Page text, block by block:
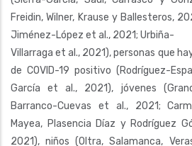
Freidin, Wilner, Krause y Ballesteros,
Jiménez-López et al., 2021; Urbiña-
Villarraga et al., 2021), personas que
de COVID-19 positivo (Rodríguez-
García et al., 2021), jóvenes
Barranco-Cuevas et al., 2021;
Mayea, Plasencia Díaz y Rodríguez
2021), niños (Oltra, Salamanca,